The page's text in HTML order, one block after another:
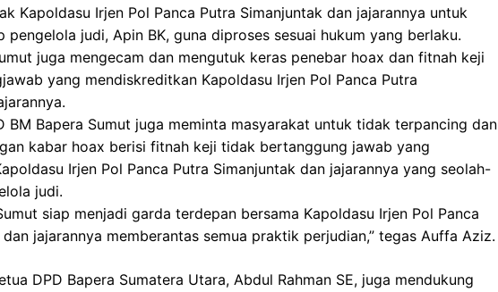
Kapoldasu Irjen Pol Panca Putra Simanjuntak dan jajarannya untuk
pengelola judi, Apin BK, guna diproses sesuai hukum yang berlaku.
juga mengecam dan mengutuk keras penebar hoax dan fitnah keji
yang mendiskreditkan Kapoldasu Irjen Pol Panca Putra
BM Bapera Sumut juga meminta masyarakat untuk tidak terpancing dan
kabar hoax berisi fitnah keji tidak bertanggung jawab yang
Irjen Pol Panca Putra Simanjuntak dan jajarannya yang seolah-
judi.
siap menjadi garda terdepan bersama Kapoldasu Irjen Pol Panca
jajarannya memberantas semua praktik perjudian,” tegas Auffa Aziz.
DPD Bapera Sumatera Utara, Abdul Rahman SE, juga mendukung